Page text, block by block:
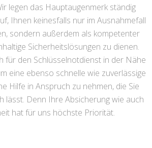
legen das Hauptaugenmerk ständig
Ihnen keinesfalls nur im Ausnahmefall
sondern außerdem als kompetenter
Sicherheitslösungen zu dienen.
für den Schlüsselnotdienst in der Nähe
eine ebenso schnelle wie zuverlässige
Hilfe in Anspruch zu nehmen, die Sie
lässt. Denn Ihre Absicherung wie auch
hat für uns höchste Priorität.